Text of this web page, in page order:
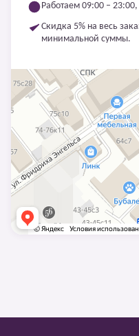
Работаем 09:00 – 23:00,
Скидка 5% на весь
минимальной суммы.